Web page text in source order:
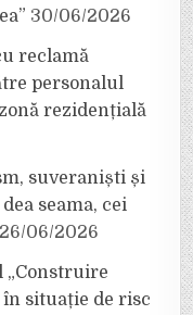
30/06/2026
reclamă
personalul
rezidențială
suveraniști și
seama, cei
26/06/2026
„Construire
situație de risc